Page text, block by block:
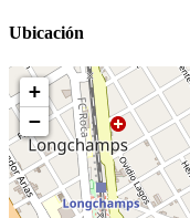
Ubicación
+
−